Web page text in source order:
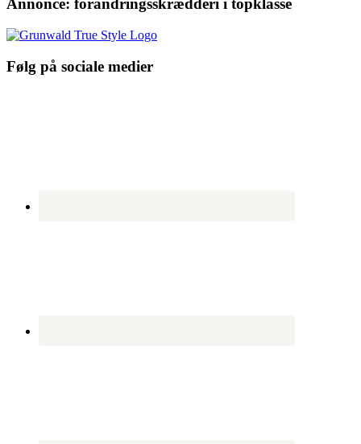
Annonce: forandringsskrædderi i topklasse
Følg på sociale medier